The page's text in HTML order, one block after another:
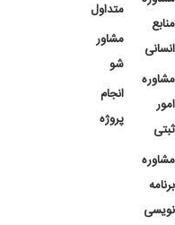
منابع
انسانی
مشاوره
امور
ثبتی
مشاوره
برنامه
نویسی
متداول
مشاور
شو
انجام
پروژه